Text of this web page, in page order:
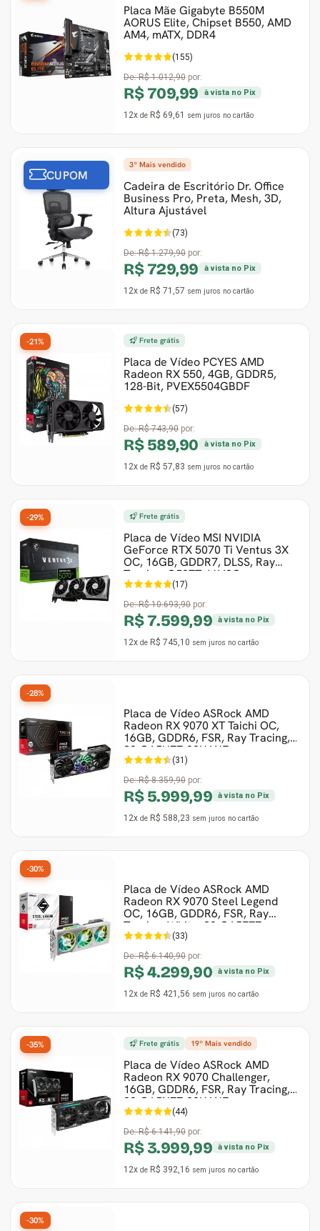
Placa Mãe Gigabyte B550M
AORUS Elite, Chipset B550, AMD
AM4, mATX, DDR4
(155)
De:R$ 1.012,90 por:
R$ 709,99 à vista no Pix
12x de R$ 69,61 sem juros no cartão
CUPOM
3º Mais vendido
Cadeira de Escritório Dr. Office
Business Pro, Preta, Mesh, 3D,
Altura Ajustável
(73)
De:R$ 1.279,90 por:
R$ 729,99 à vista no Pix
12x de R$ 71,57 sem juros no cartão
Frete grátis
Placa de Vídeo PCYES AMD
Radeon RX 550, 4GB, GDDR5,
128-Bit, PVEX5504GBDF
(57)
De:R$ 743,90 por:
R$ 589,90 à vista no Pix
12x de R$ 57,83 sem juros no cartão
-21%
Frete grátis
Placa de Vídeo MSI NVIDIA
GeForce RTX 5070 Ti Ventus 3X
OC, 16GB, GDDR7, DLSS, Ray
Tracing, G507T-16V3C
(17)
De:R$ 10.693,90 por:
R$ 7.599,99 à vista no Pix
12x de R$ 745,10 sem juros no cartão
-29%
Placa de Vídeo ASRock AMD
Radeon RX 9070 XT Taichi OC,
16GB, GDDR6, FSR, Ray Tracing,
90-GA5HZZ-00UANF
(31)
De:R$ 8.359,90 por:
R$ 5.999,99 à vista no Pix
12x de R$ 588,23 sem juros no cartão
-28%
Placa de Vídeo ASRock AMD
Radeon RX 9070 Steel Legend
OC, 16GB, GDDR6, FSR, Ray
Tracing, White, 90-GA5EZZ
(33)
De:R$ 6.140,90 por:
R$ 4.299,90 à vista no Pix
12x de R$ 421,56 sem juros no cartão
-30%
Frete grátis 19º Mais vendido
Placa de Vídeo ASRock AMD
Radeon RX 9070 Challenger,
16GB, GDDR6, FSR, Ray Tracing,
90-GA5NZZ-00UANF
(44)
De:R$ 6.141,90 por:
R$ 3.999,99 à vista no Pix
12x de R$ 392,16 sem juros no cartão
-35%
-30%
Monitor Acer
Monitor MSI
Monitor Gigabyte
Monitor LG
Monitor Samsung
Suporte para Monitor
SuperFrame
Suportes Monitores
Gabinete Lian Li
Gabinete NZXT
Gabinete Corsair
Gabinete Cougar
Gabinete Hyte
Gabinete Gamdias
Gabinete Liketec
Ver Todos
Fonte Aerocool
Fonte Gigabyte
Fonte ASRock
Fonte Duex
Fonte Gamdias
Fonte Gamemax
Fonte Thermaltake
Fontes Diversas
Ver Todos
Joystick e Controle
WebCam
Conectividade
Armazenamento
Cabos e Adaptadores
Ver Todos
Ver Todos